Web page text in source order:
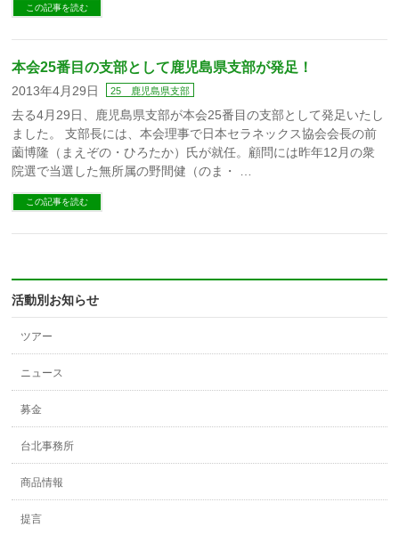
この記事を読む
本会25番目の支部として鹿児島県支部が発足！
2013年4月29日 25 鹿児島県支部
去る4月29日、鹿児島県支部が本会25番目の支部として発足いたし
ました。 支部長には、本会理事で日本セラネックス協会会長の前
薗博隆（まえぞの・ひろたか）氏が就任。顧問には昨年12月の衆
院選で当選した無所属の野間健（のま・ …
この記事を読む
活動別お知らせ
ツアー
ニュース
募金
台北事務所
商品情報
提言